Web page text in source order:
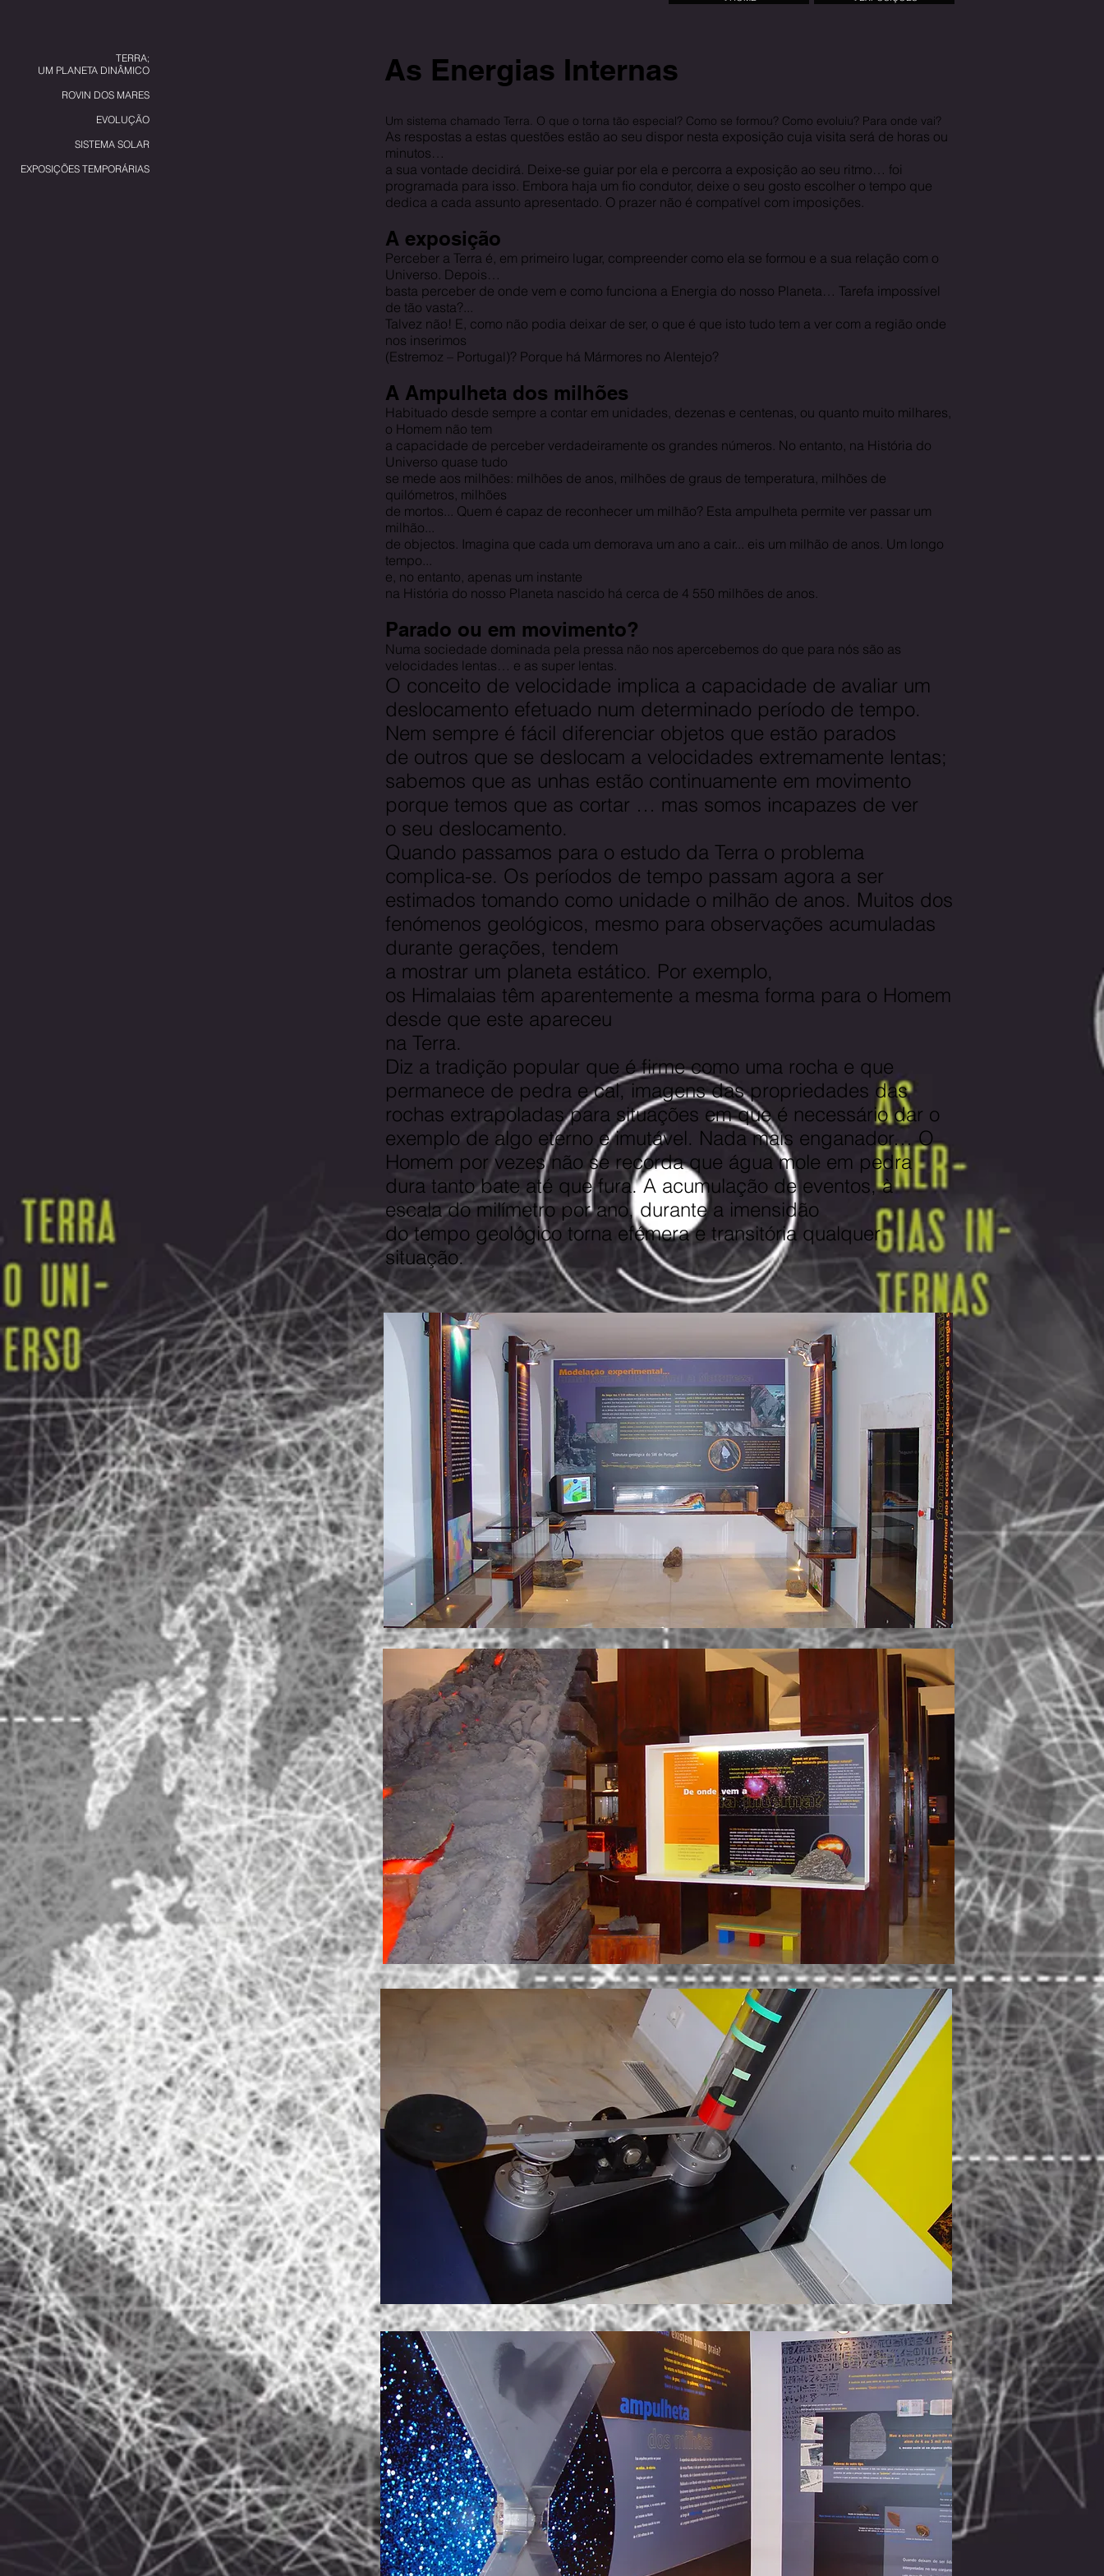
TERRA;
UM PLANETA DINÂMICO
ROVIN DOS MARES
EVOLUÇÃO
SISTEMA SOLAR
EXPOSIÇÕES TEMPORÁRIAS
Um sistema chamado Terra. O que o torna tão especial? Como se formou? Como evoluiu? Para onde vai?
As respostas a estas questões estão ao seu dispor nesta exposição cuja visita será de horas ou
minutos…
a sua vontade decidirá. Deixe-se guiar por ela e percorra a exposição ao seu ritmo… foi
programada para isso. Embora haja um fio condutor, deixe o seu gosto escolher o tempo que
dedica a cada assunto apresentado. O prazer não é compatível com imposições.
A exposição
Perceber a Terra é, em primeiro lugar, compreender como ela se formou e a sua relação com o
Universo. Depois…
basta perceber de onde vem e como funciona a Energia do nosso Planeta… Tarefa impossível
de tão vasta?...
Talvez não! E, como não podia deixar de ser, o que é que isto tudo tem a ver com a região onde
nos inserimos
(Estremoz – Portugal)? Porque há Mármores no Alentejo?
A Ampulheta dos milhões
Habituado desde sempre a contar em unidades, dezenas e centenas, ou quanto muito milhares,
o Homem não tem
a capacidade de perceber verdadeiramente os grandes números. No entanto, na História do
Universo quase tudo
se mede aos milhões: milhões de anos, milhões de graus de temperatura, milhões de
quilómetros, milhões
de mortos... Quem é capaz de reconhecer um milhão? Esta ampulheta permite ver passar um
milhão...
de objectos. Imagina que cada um demorava um ano a cair... eis um milhão de anos. Um longo
tempo...
e, no entanto, apenas um instante
na História do nosso Planeta nascido há cerca de 4 550 milhões de anos.
Parado ou em movimento?
Numa sociedade dominada pela pressa não nos apercebemos do que para nós são as
velocidades lentas… e as super lentas.
O conceito de velocidade implica a capacidade de avaliar um
deslocamento efetuado num determinado período de tempo.
Nem sempre é fácil diferenciar objetos que estão parados
de outros que se deslocam a velocidades extremamente lentas;
sabemos que as unhas estão continuamente em movimento
porque temos que as cortar … mas somos incapazes de ver
o seu deslocamento.
Quando passamos para o estudo da Terra o problema
complica-se. Os períodos de tempo passam agora a ser
estimados tomando como unidade o milhão de anos. Muitos dos
fenómenos geológicos, mesmo para observações acumuladas
durante gerações, tendem
a mostrar um planeta estático. Por exemplo,
os Himalaias têm aparentemente a mesma forma para o Homem
desde que este apareceu
na Terra.
Diz a tradição popular que é firme como uma rocha e que
permanece de pedra e cal, imagens das propriedades das
rochas extrapoladas para situações em que é necessário dar o
exemplo de algo eterno e imutável. Nada mais enganador… O
Homem por vezes não se recorda que água mole em pedra
dura tanto bate até que fura. A acumulação de eventos, à
escala do milímetro por ano, durante a imensidão
do tempo geológico torna efémera e transitória qualquer
situação.
As Energias Internas